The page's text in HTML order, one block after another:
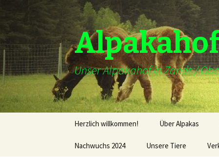
Unser Alpakahof in Zandt /
springen
Herzlich willkommen! Über Alpakas
Nachwuchs 2024 Unsere Tiere